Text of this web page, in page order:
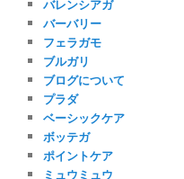
バレンシアガ
バーバリー
フェラガモ
ブルガリ
ブログについて
プラダ
ベーシックケア
ボッテガ
ポイントケア
ミュウミュウ